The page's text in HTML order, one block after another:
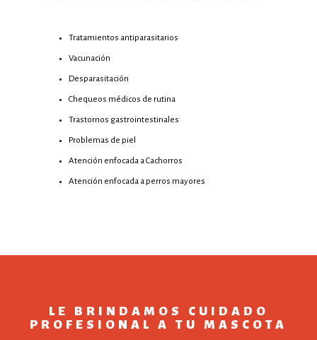
Tratamientos antiparasitarios
Vacunación
Desparasitación
Chequeos médicos de rutina
Trastornos gastrointestinales
Problemas de piel
Atención enfocada a Cachorros
Atención enfocada a perros mayores
LE BRINDAMOS CUIDADO
PROFESIONAL A TU MASCOTA